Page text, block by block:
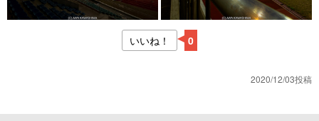
いいね！ 0
2020/12/03投稿